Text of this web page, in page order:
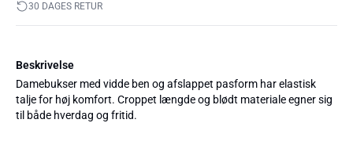
30 DAGES RETUR
Beskrivelse
Damebukser med vidde ben og afslappet pasform har elastisk
talje for høj komfort. Croppet længde og blødt materiale egner sig
til både hverdag og fritid.